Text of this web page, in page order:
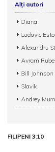
Alți autori
Diana
Ludovic Esto
Alexandru
Avram
Bill Johnson
Slavik
Andrey
FILIPENI 3:10